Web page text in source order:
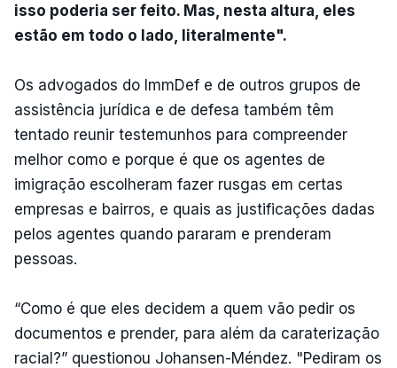
isso poderia ser feito. Mas, nesta altura, eles
estão em todo o lado, literalmente".
Os advogados do ImmDef e de outros grupos de
assistência jurídica e de defesa também têm
tentado reunir testemunhos para compreender
melhor como e porque é que os agentes de
imigração escolheram fazer rusgas em certas
empresas e bairros, e quais as justificações dadas
pelos agentes quando pararam e prenderam
pessoas.
“Como é que eles decidem a quem vão pedir os
documentos e prender, para além da caraterização
racial?” questionou Johansen-Méndez. "Pediram os